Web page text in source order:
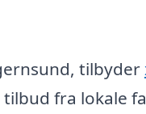
tilbyder
fra lokale